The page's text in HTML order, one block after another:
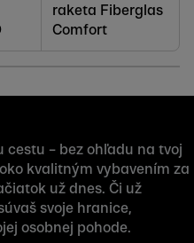
raketa Fiberglas
Comfort
cestu – bez ohľadu na tvoj
kvalitným vybavením za
už dnes. Či už
svoje hranice,
osobnej pohode.